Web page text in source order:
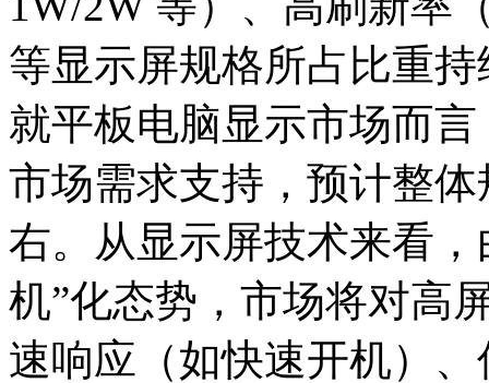
等显示屏规格所占比重
就平板电脑显示市场而
市场需求支持，预计整
右。从显示屏技术来看
机”化态势，市场将对高
速响应（如快速开机）